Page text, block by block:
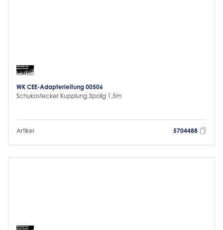
WK CEE-Adapterleitung 00506
Schukostecker Kupplung 3polig 1,5m
Artikel 5704488